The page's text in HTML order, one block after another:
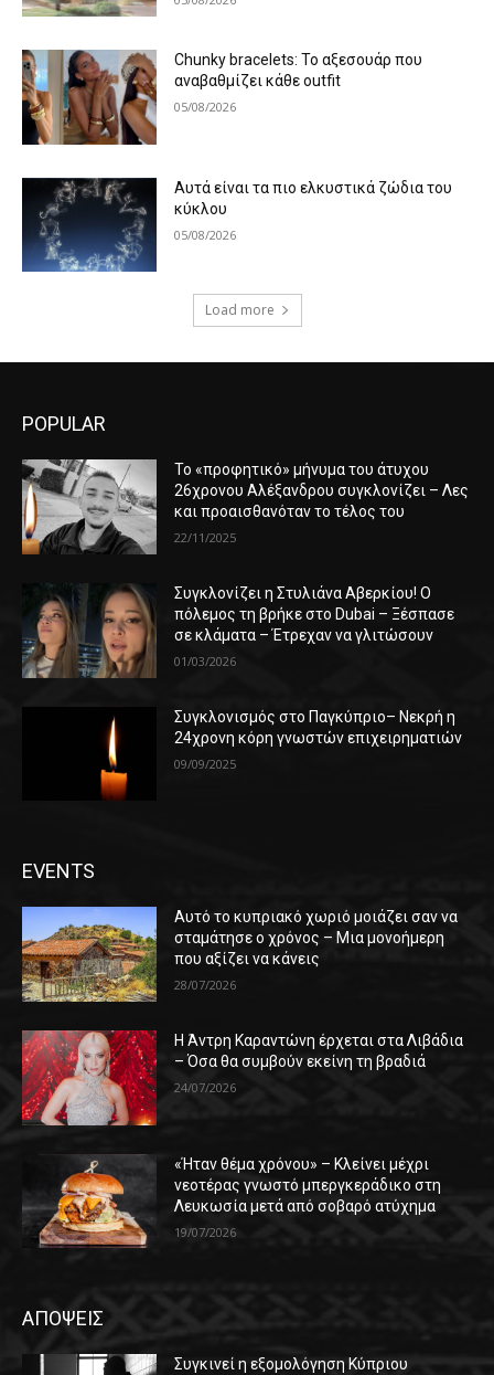
Chunky bracelets: Το αξεσουάρ που
αναβαθμίζει κάθε outfit
05/08/2026
Αυτά είναι τα πιο ελκυστικά ζώδια του
κύκλου
05/08/2026
Load more
POPULAR
Το «προφητικό» μήνυμα του άτυχου
26χρονου Αλέξανδρου συγκλονίζει – Λες
και προαισθανόταν το τέλος του
22/11/2025
Συγκλονίζει η Στυλιάνα Αβερκίου! Ο
πόλεμος τη βρήκε στο Dubai – Ξέσπασε
σε κλάματα – Έτρεχαν να γλιτώσουν
01/03/2026
Συγκλονισμός στο Παγκύπριο– Νεκρή η
24χρονη κόρη γνωστών επιχειρηματιών
09/09/2025
EVENTS
Αυτό το κυπριακό χωριό μοιάζει σαν να
σταμάτησε ο χρόνος – Μια μονοήμερη
που αξίζει να κάνεις
28/07/2026
Η Άντρη Καραντώνη έρχεται στα Λιβάδια
– Όσα θα συμβούν εκείνη τη βραδιά
24/07/2026
«Ήταν θέμα χρόνου» – Κλείνει μέχρι
νεοτέρας γνωστό μπεργκεράδικο στη
Λευκωσία μετά από σοβαρό ατύχημα
19/07/2026
ΑΠΟΨΕΙΣ
Συγκινεί η εξομολόγηση Κύπριου